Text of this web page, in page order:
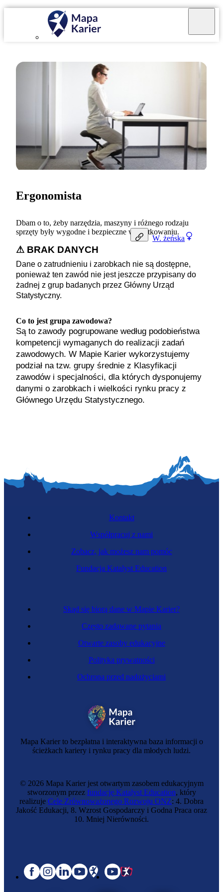
W. żeńska
Ergonomista
Dbam o to, żeby narzędzia, maszyny i różnego rodzaju
sprzęty były wygodne i bezpieczne w użytkowaniu.
⚠ BRAK DANYCH
Dane o zatrudnieniu i zarobkach nie są dostępne,
ponieważ ten zawód nie jest jeszcze przypisany do
żadnej z grup badanych przez Główny Urząd
Statystyczny.
Co to jest grupa zawodowa?
Są to zawody pogrupowane według podobieństwa
kompetencji wymaganych do realizacji zadań
zawodowych. W Mapie Karier wykorzystujemy
podział na tzw. grupy średnie z Klasyfikacji
zawodów i specjalności, dla których dysponujemy
danymi o zarobkach i wielkości rynku pracy z
Głównego Urzędu Statystycznego.
Mapa Karier to bezpłatna i interaktywna baza informacji o
ścieżkach kariery i rynku pracy dla młodych ludzi.
Skąd się biorą dane w Mapie Karier?
Często zadawane pytania
Otwarte zasoby edukacyjne
Polityka prywatności
Ochrona przed nadużyciami
Kontakt
Współpracuj z nami
Zobacz, jak możesz nam pomóc
Fundacja Katalyst Education
© 2026 Mapa Karier jest otwartym zasobem edukacyjnym
stworzonym przez fundację Katalyst Education, który
realizuje Cele Zrównoważonego Rozwoju ONZ: 4. Dobra
Jakość Edukacji, 8. Wzrost Gospodarczy i Godna Praca oraz
10. Mniej Nierówności.